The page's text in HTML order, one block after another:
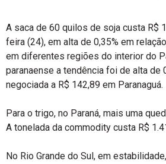
A saca de 60 quilos de soja custa R$
feira (24), em alta de 0,35% em
em diferentes regiões do interior do
paranaense a tendência foi de alta de
negociada a R$ 142,89 em Paranaguá.
Para o trigo, no Paraná, mais uma
A tonelada da commodity custa R$
No Rio Grande do Sul, em